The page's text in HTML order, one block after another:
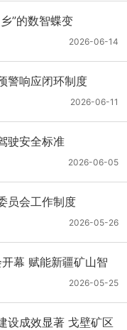
〕1号）
”的数智蝶变
2026-06-14
警响应闭环制度
2026-06-11
驶安全标准
2026-06-05
员会工作制度
2026-05-26
幕 赋能新疆矿山智
2026-05-25
设成效显著 戈壁矿区